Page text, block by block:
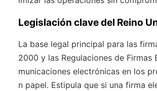
Legislación clave del Reino
La base legal principal para las
2000 y las Regulaciones de
municaciones electrónicas en los
n papel. Estipula que si una firma